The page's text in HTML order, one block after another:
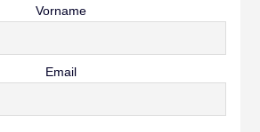
Vorname
Email